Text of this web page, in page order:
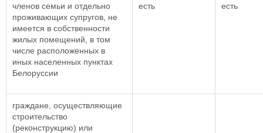
членов семьи и отдельно
проживающих супругов, не
имеется в собственности
жилых помещений, в том
числе расположенных в
иных населенных пунктах
Белоруссии
есть есть
граждане, осуществляющие
строительство
(реконструкцию) или